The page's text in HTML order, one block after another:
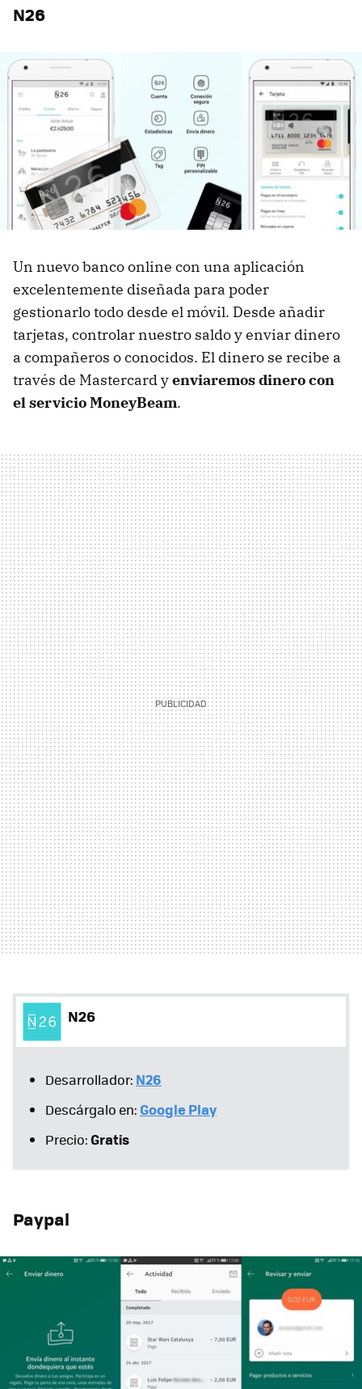
N26
Un nuevo banco online con una aplicación
excelentemente diseñada para poder
gestionarlo todo desde el móvil. Desde añadir
tarjetas, controlar nuestro saldo y enviar dinero
a compañeros o conocidos. El dinero se recibe a
través de Mastercard yenviaremos dinero con
el servicio MoneyBeam.
N26
Desarrollador: N26
Descárgalo en: Google Play
Precio:Gratis
Paypal